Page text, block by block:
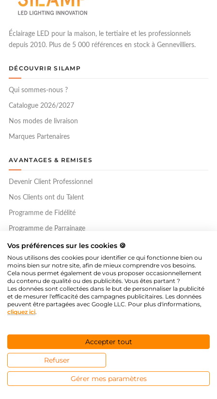
Éclairage LED pour la maison, le tertiaire et les professionnels
depuis 2010. Plus de 5 000 références en stock à Gennevilliers.
DÉCOUVRIR SILAMP
Qui sommes-nous ?
Catalogue 2026/2027
Nos modes de livraison
Marques Partenaires
AVANTAGES & REMISES
Devenir Client Professionnel
Nos Clients ont du Talent
Programme de Fidélité
Programme de Parrainage
SERVICE CLIENT
Devis sur mesure
Formulaire de contact
Formulaire de SAV
9 21 106 avis publiés
Société des Avis Garantis
EcoVadis Bronze 2026
Vos préférences sur les cookies 🍪
Nous utilisons des cookies pour identifier ce qui fonctionne bien ou
moins bien sur notre site, afin de mieux comprendre vos besoins.
Cela nous permet également de vous proposer occasionnellement
du contenu de qualité ou des publicités. Vous êtes partant ?
Les données sont collectées dans le but de personnaliser la publicité
et de mesurer l'efficacité des campagnes publicitaires. Les données
peuvent être partagées avec Google LLC. Pour plus d'informations,
cliquez ici.
Accepter tout
Refuser
Gérer mes paramètres